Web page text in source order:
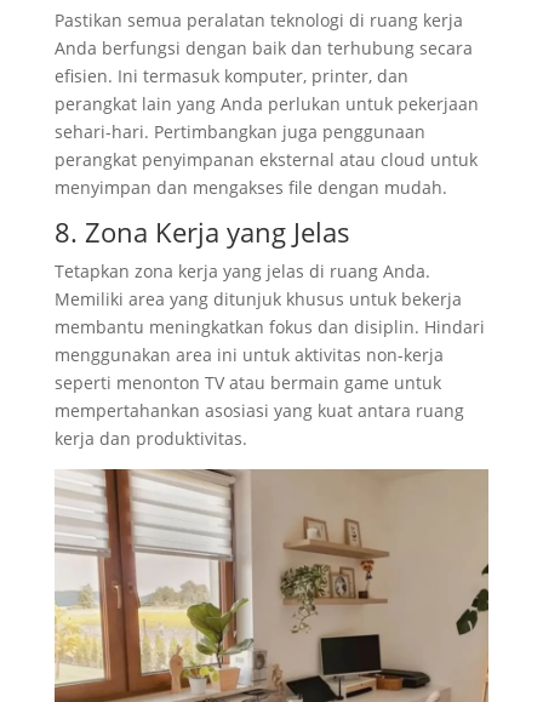
Pastikan semua peralatan teknologi di ruang kerja
Anda berfungsi dengan baik dan terhubung secara
efisien. Ini termasuk komputer, printer, dan
perangkat lain yang Anda perlukan untuk pekerjaan
sehari-hari. Pertimbangkan juga penggunaan
perangkat penyimpanan eksternal atau cloud untuk
menyimpan dan mengakses file dengan mudah.
8. Zona Kerja yang Jelas
Tetapkan zona kerja yang jelas di ruang Anda.
Memiliki area yang ditunjuk khusus untuk bekerja
membantu meningkatkan fokus dan disiplin. Hindari
menggunakan area ini untuk aktivitas non-kerja
seperti menonton TV atau bermain game untuk
mempertahankan asosiasi yang kuat antara ruang
kerja dan produktivitas.